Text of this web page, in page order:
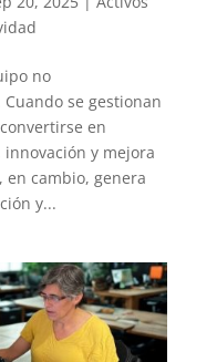
no
se gestionan
en
y mejora
cambio, genera
y...